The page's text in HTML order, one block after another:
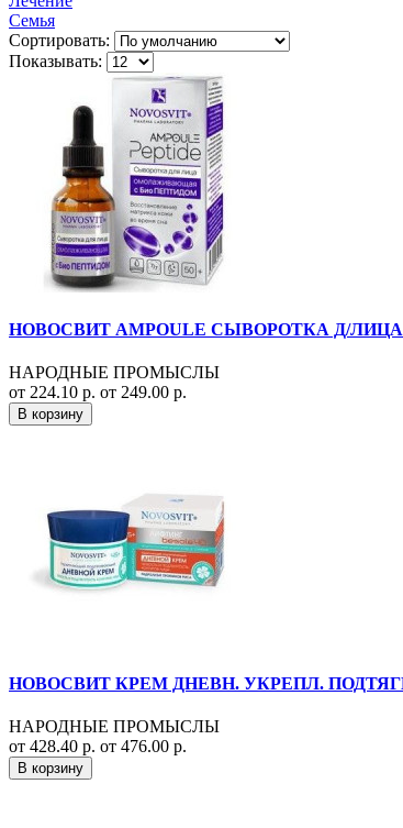
Семья
Сортировать:
Показывать:
НОВОСВИТ AMPOULE СЫВОРОТКА Д/
НАРОДНЫЕ ПРОМЫСЛЫ
от 224.10 р. от 249.00 р.
В корзину
НОВОСВИТ КРЕМ ДНЕВН. УКРЕПЛ.
НАРОДНЫЕ ПРОМЫСЛЫ
от 428.40 р. от 476.00 р.
В корзину